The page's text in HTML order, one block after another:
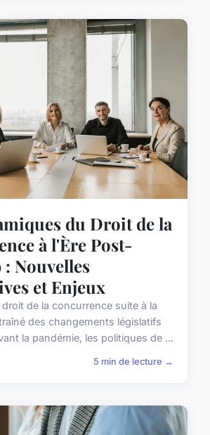
du Droit de la
à l'Ère Post-
Nouvelles
et Enjeux
de la concurrence suite à la
des changements législatifs
la pandémie, les politiques de ...
5 min de lecture →